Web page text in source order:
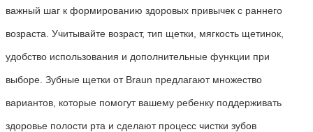
важный шаг к формированию здоровых привычек с раннего
возраста. Учитывайте возраст, тип щетки, мягкость щетинок,
удобство использования и дополнительные функции при
выборе. Зубные щетки от Braun предлагают множество
вариантов, которые помогут вашему ребенку поддерживать
здоровье полости рта и сделают процесс чистки зубов